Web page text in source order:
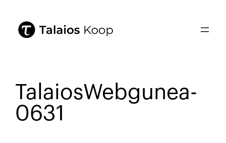
TalaiosWebgunea-
0631